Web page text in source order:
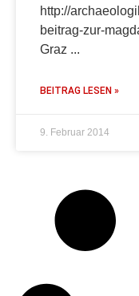
http://
beitrag-zur-
Graz
BEITRAG LESEN »
9. Februar 2014